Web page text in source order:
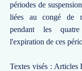
périodes de
liées au congé de
pendant les
l'expiration de ces
Textes visés :